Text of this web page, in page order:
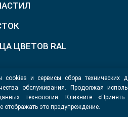
и сервисы сбора технических
обслуживания. Продолжая
технологий. Кликните
это предупреждение.
ЦВЕТОВ RAL
конфиденциальности Согласие на